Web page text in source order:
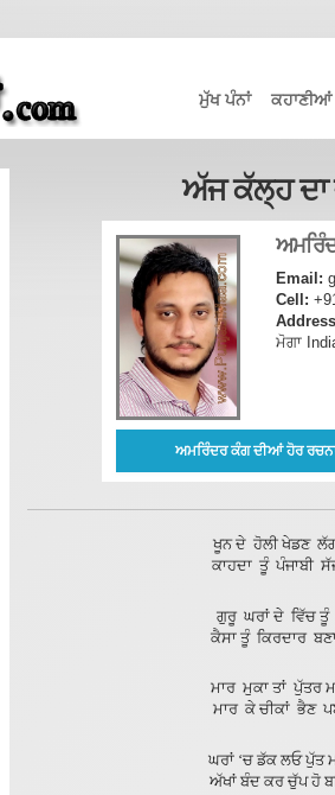
ਮੁੱਖ ਪੰਨਾਂ ਕਹਾਣੀਆਂ
ਅੱਜ ਕੱਲ੍ਹ ਦਾ
Email:
Cell:
ਮੋਗਾ
ਅਮਰਿੰਦਰ ਕੰਗ ਦੀਆਂ ਹੋਰ
ਖੂਨ ਦੇ ਹੋਲੀ ਖੇਡਣ
ਕਾਹਦਾ ਤੂੰ ਪੰਜਾਬੀ
ਗੁਰੂ ਘਰਾਂ ਦੇ ਵਿੱਚ ਤੂੰ
ਕੈਸਾ ਤੂੰ ਕਿਰਦਾਰ
ਮਾਰ ਮੁਕਾ ਤਾਂ ਪੁੱਤਰ
ਮਾਰ ਕੇ ਚੀਕਾਂ ਭੈਣ
ਘਰਾਂ ‘ਚ ਡੱਕ ਲਓ ਪੁੱਤ
ਅੱਖਾਂ ਬੰਦ ਕਰ ਚੁੱਪ ਹੋ